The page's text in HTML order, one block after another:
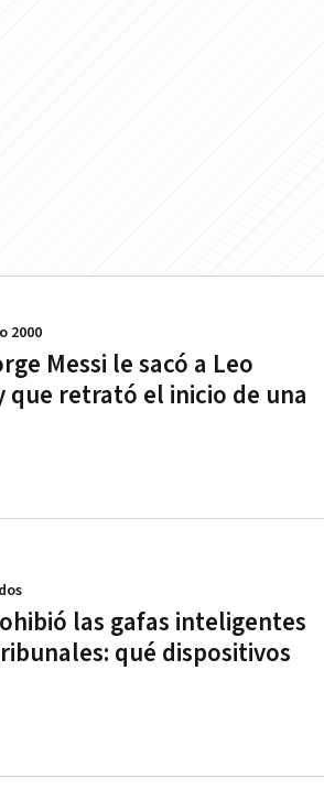
Messi le sacó a Leo
que retrató el inicio de una
2000
las gafas inteligentes
qué dispositivos